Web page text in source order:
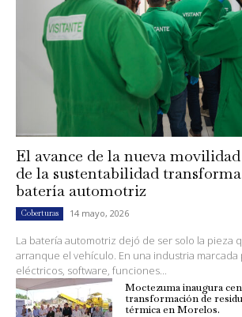
El avance de la nueva
de la sustentabilidad
batería automotriz
Coberturas 14 mayo, 2026
La batería automotriz dejó de ser solo la pieza
arranque el vehículo. En una industria marcada
eléctricos, software, funciones...
Moctezuma inaugura
transformación de
térmica en Morelos.